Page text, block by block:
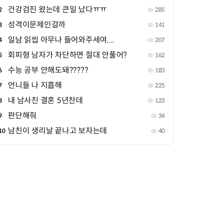
건강검진 왔는데 큰일 났다ㅠㅠ 285
성격이문제인걸까 141
일남 읽씹 아무나 들어와주세여.... 207
회피형 남자가 차단하면 절대 안풀어? 162
수능 공부 안해도돼????? 183
언니들 나 지흡해 225
내 남사친 결혼 5년찬데 123
판단해줘 34
남친이 생리날 끝나고 보자는데 40